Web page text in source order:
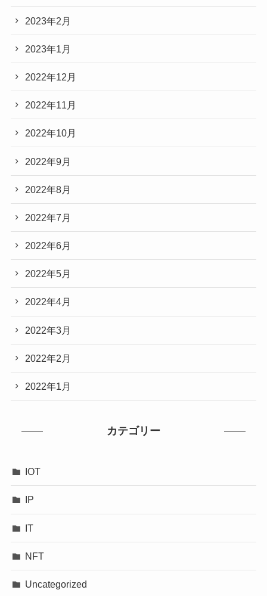
2023年2月
2023年1月
2022年12月
2022年11月
2022年10月
2022年9月
2022年8月
2022年7月
2022年6月
2022年5月
2022年4月
2022年3月
2022年2月
2022年1月
カテゴリー
IOT
IP
IT
NFT
Uncategorized